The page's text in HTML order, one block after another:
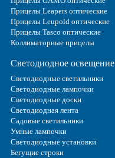
Прицелы Leapers оптические
Прицелы Leupold оптические
Прицелы Tasco оптические
Коллиматорные прицелы
Светодиодное освещение
Светодиодные светильники
Светодиодные лампочки
Светодиодные доски
Светодиодная лента
Садовые светильники
Умные лампочки
Светодиодные установки
Бегущие строки